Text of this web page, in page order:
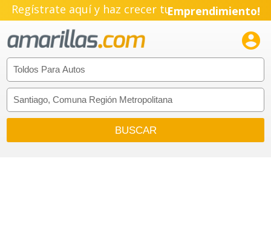
Regístrate aquí y haz crecer tuEmprendimiento!
